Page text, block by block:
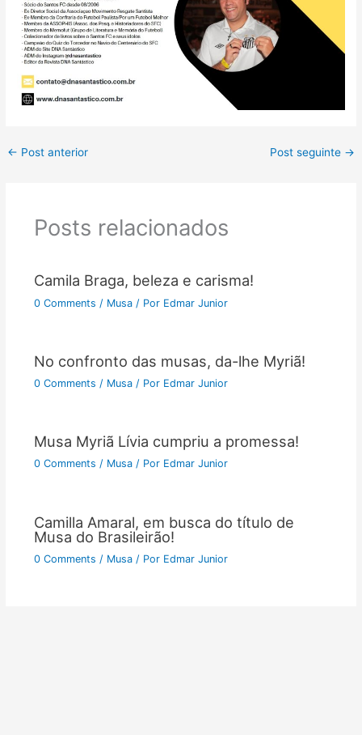
← Post anterior Post seguinte →
Posts relacionados
Camila Braga, beleza e carisma!
0 Comments / Musa/ Por Edmar Junior
No confronto das musas, da-lhe Myriã!
0 Comments / Musa/ Por Edmar Junior
Musa Myriã Lívia cumpriu a promessa!
0 Comments / Musa/ Por Edmar Junior
Camilla Amaral, em busca do título de
Musa do Brasileirão!
0 Comments / Musa/ Por Edmar Junior